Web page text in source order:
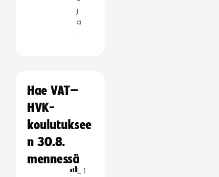
j
a
:
Hae VAT–
HVK-
koulutuksee
n 30.8.
mennessä
L 1